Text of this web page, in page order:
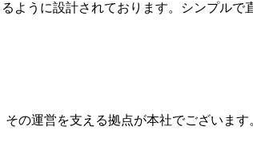
うに設計されております。シンプルで
の運営を支える拠点が本社でございま